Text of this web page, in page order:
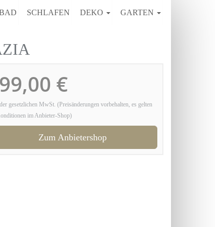
SCHLAFEN DEKO GARTEN
€
gesetzlichen MwSt. (Preisänderungen vorbehalten, es gelten
im Anbieter-Shop)
Zum Anbietershop